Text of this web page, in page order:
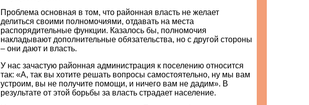
Проблема основная в том, что районная власть не желает
делиться своими полномочиями, отдавать на места
распорядительные функции. Казалось бы, полномочия
накладывают дополнительные обязательства, но с другой стороны
– они дают и власть.
У нас зачастую районная администрация к поселению относится
так: «А, так вы хотите решать вопросы самостоятельно, ну мы вам
устроим, вы не получите помощи, и ничего вам не дадим». В
результате от этой борьбы за власть страдает население.